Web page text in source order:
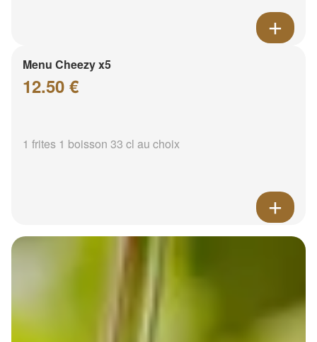
Menu Cheezy x5
12.50 €
1 frites 1 boisson 33 cl au choix